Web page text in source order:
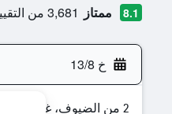
8.1 ممتاز 3,681 من التقييمات تم التحقق منها
خ 13/8
2 من الضيوف، غرفة واحدة